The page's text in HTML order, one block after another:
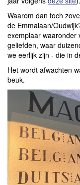
Waarom dan toch
de Emmalaan/
exemplaar waaronder
geliefden, waar
we eerlijk zijn - die in
Het wordt afwachten
beuk.